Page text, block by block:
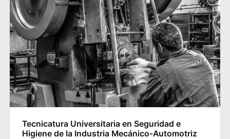
Tecnicatura Universitaria en Seguridad e
Higiene de la Industria Mecánico-Automotriz